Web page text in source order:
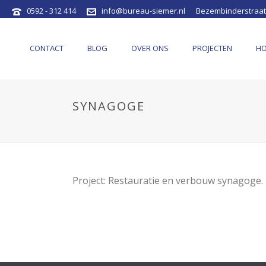
0592 - 312 414 info@bureau-siemer.nl Bezembinderstraat
CONTACT BLOG OVER ONS PROJECTEN
SYNAGOGE
Project: Restauratie en verbouw synagoge.